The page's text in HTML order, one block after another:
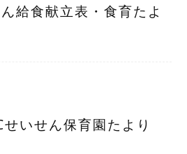
給食献立表・食育たよ
いせん保育園たより